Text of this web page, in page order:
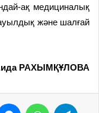
ақ медициналық
ауылдық және шалғай
РАХЫМҚҰЛОВА